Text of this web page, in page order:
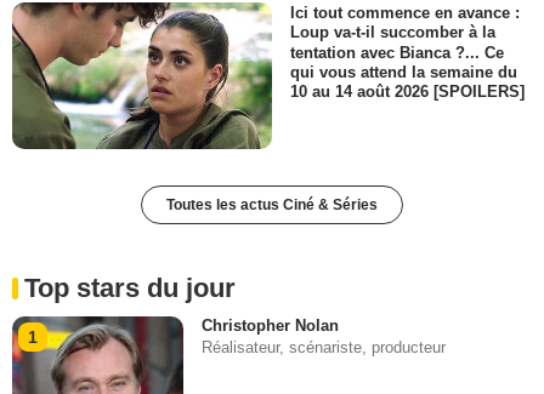
Ici tout commence en avance :
Loup va-t-il succomber à la
tentation avec Bianca ?... Ce
qui vous attend la semaine du
10 au 14 août 2026 [SPOILERS]
Toutes les actus Ciné & Séries
Top stars du jour
1
Christopher Nolan
Réalisateur, scénariste, producteur